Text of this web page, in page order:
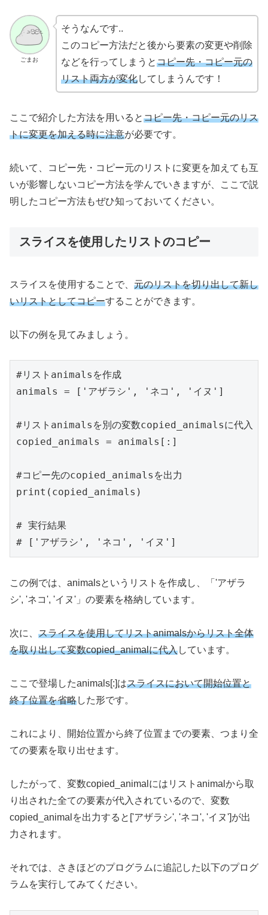
ごまお
そうなんです..
このコピー方法だと後から要素の変更や削除
などを行ってしまうとコピー先・コピー元の
リスト両方が変化してしまうんです！
ここで紹介した方法を用いるとコピー先・コピー元のリス
トに変更を加える時に注意が必要です。
続いて、コピー先・コピー元のリストに変更を加えても互
いが影響しないコピー方法を学んでいきますが、ここで説
明したコピー方法もぜひ知っておいてください。
スライスを使用したリストのコピー
スライスを使用することで、 元のリストを切り出して新し
いリストとしてコピーすることができます。
以下の例を見てみましょう。
#リストanimalsを作成
animals = ['アザラシ', 'ネコ', 'イヌ']
#リストanimalsを別の変数copied_animalsに代入
copied_animals = animals[:]
#コピー先のcopied_animalsを出力
print(copied_animals)
# 実行結果
# ['アザラシ', 'ネコ', 'イヌ']
この例では、animalsというリストを作成し、「'アザラ
シ', 'ネコ', 'イヌ'」の要素を格納しています。
次に、 スライスを使用してリストanimalsからリスト全体
を取り出して変数copied_animalに代入しています。
ここで登場したanimals[:]はスライスにおいて開始位置と
終了位置を省略した形です。
これにより、開始位置から終了位置までの要素、つまり全
ての要素を取り出せます。
したがって、変数copied_animalにはリストanimalから取
り出された全ての要素が代入されているので、変数
copied_animalを出力すると['アザラシ', 'ネコ', 'イヌ']が出
力されます。
それでは、さきほどのプログラムに追記した以下のプログ
ラムを実行してみてください。